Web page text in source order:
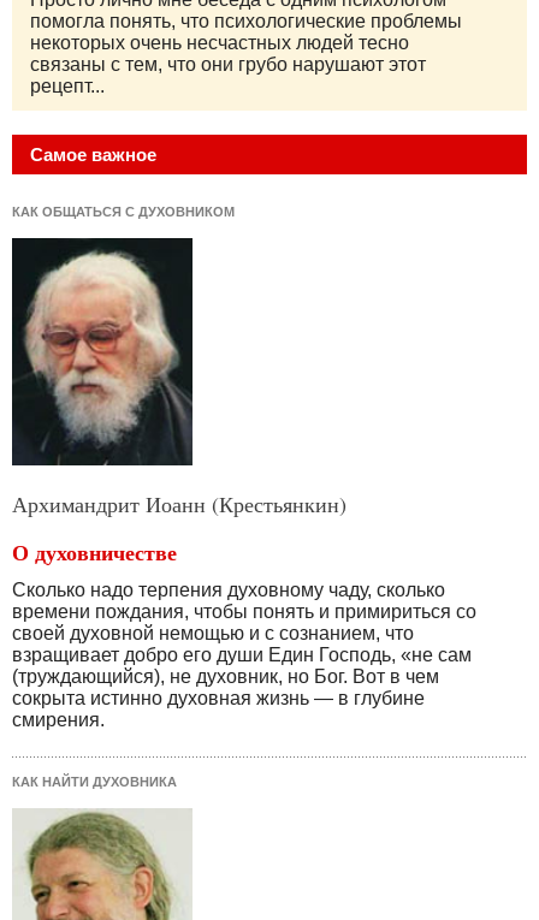
Самое важное
КАК ОБЩАТЬСЯ С ДУХОВНИКОМ
Архимандрит Иоанн (Крестьянкин)
О духовничестве
Сколько надо терпения духовному чаду, сколько
времени пождания, чтобы понять и примириться со
своей духовной немощью и с сознанием, что
взращивает добро его души Един Господь, «не сам
(труждающийся), не духовник, но Бог. Вот в чем
сокрыта истинно духовная жизнь — в глубине
смирения.
КАК НАЙТИ ДУХОВНИКА
помогла понять, что психологические проблемы
некоторых очень несчастных людей тесно
связаны с тем, что они грубо нарушают этот
рецепт...